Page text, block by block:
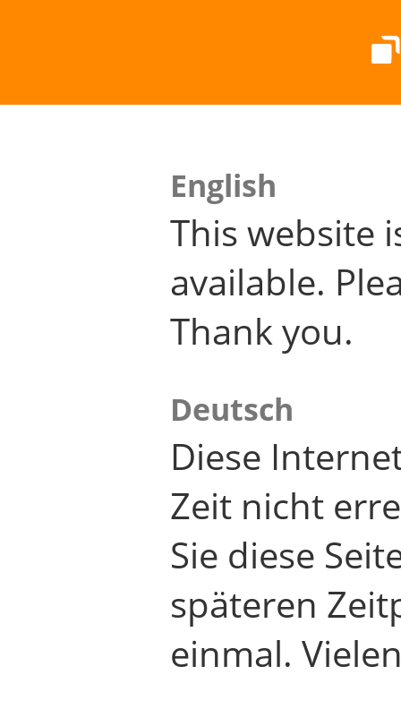
English
This website
available.
Thank you.
Deutsch
Diese
Zeit nicht
Sie diese
späteren
einmal.